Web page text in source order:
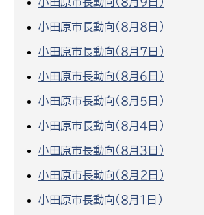
小田原市長動向（８月８日）
小田原市長動向（８月７日）
小田原市長動向（８月６日）
小田原市長動向（８月５日）
小田原市長動向（８月４日）
小田原市長動向（８月３日）
小田原市長動向（８月２日）
小田原市長動向（８月１日）